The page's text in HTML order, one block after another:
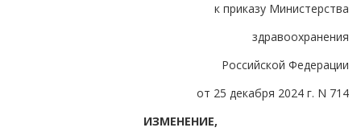
к приказу Министерства
здравоохранения
Российской Федерации
от 25 декабря 2024 г. N 714
ИЗМЕНЕНИЕ,